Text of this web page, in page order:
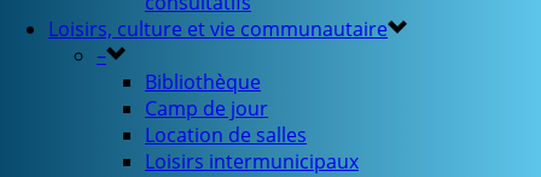
Loisirs, culture et vie communautaire
–
Bibliothèque
Camp de jour
Location de salles
Loisirs intermunicipaux